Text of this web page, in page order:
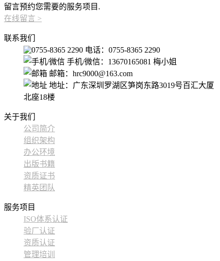
留言预约您需要的服务项目.
在线留言 >
联系我们
电话：0755-8365 2290
手机/微信：13670165081 梅小姐
邮箱：hrc9000@163.com
地址：广东深圳罗湖区笋岗东路3019号百汇大厦
北座18楼
关于我们
公司简介
组织架构
办公环境
出版书籍
资质证书
精英团队
服务项目
ISO体系认证
验厂认证
资质认证
管理培训